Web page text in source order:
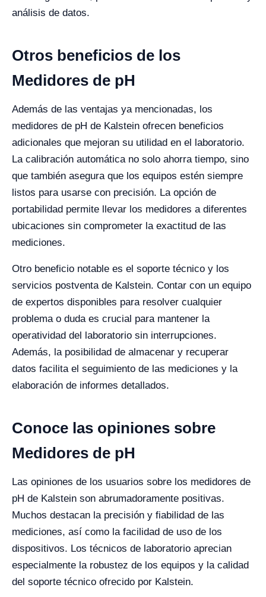
análisis de datos.
Otros beneficios de los
Medidores de pH
Además de las ventajas ya mencionadas, los
medidores de pH de Kalstein ofrecen beneficios
adicionales que mejoran su utilidad en el laboratorio.
La calibración automática no solo ahorra tiempo, sino
que también asegura que los equipos estén siempre
listos para usarse con precisión. La opción de
portabilidad permite llevar los medidores a diferentes
ubicaciones sin comprometer la exactitud de las
mediciones.
Otro beneficio notable es el soporte técnico y los
servicios postventa de Kalstein. Contar con un equipo
de expertos disponibles para resolver cualquier
problema o duda es crucial para mantener la
operatividad del laboratorio sin interrupciones.
Además, la posibilidad de almacenar y recuperar
datos facilita el seguimiento de las mediciones y la
elaboración de informes detallados.
Conoce las opiniones sobre
Medidores de pH
Las opiniones de los usuarios sobre los medidores de
pH de Kalstein son abrumadoramente positivas.
Muchos destacan la precisión y fiabilidad de las
mediciones, así como la facilidad de uso de los
dispositivos. Los técnicos de laboratorio aprecian
especialmente la robustez de los equipos y la calidad
del soporte técnico ofrecido por Kalstein.